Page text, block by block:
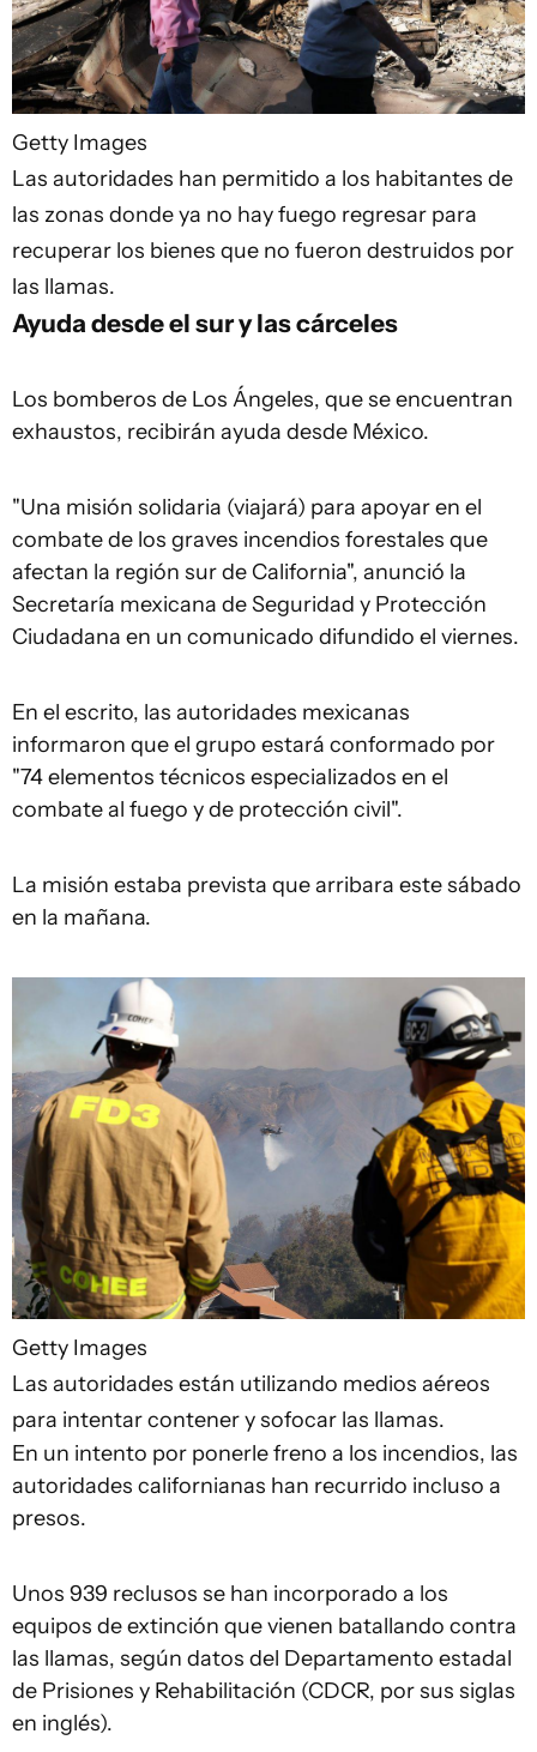
Getty Images
Las autoridades han permitido a los habitantes de
las zonas donde ya no hay fuego regresar para
recuperar los bienes que no fueron destruidos por
las llamas.
Ayuda desde el sur y las cárceles
Los bomberos de Los Ángeles, que se encuentran
exhaustos, recibirán ayuda desde México.
"Una misión solidaria (viajará) para apoyar en el
combate de los graves incendios forestales que
afectan la región sur de California", anunció la
Secretaría mexicana de Seguridad y Protección
Ciudadana en un comunicado difundido el viernes.
En el escrito, las autoridades mexicanas
informaron que el grupo estará conformado por
"74 elementos técnicos especializados en el
combate al fuego y de protección civil".
La misión estaba prevista que arribara este sábado
en la mañana.
Getty Images
Las autoridades están utilizando medios aéreos
para intentar contener y sofocar las llamas.
En un intento por ponerle freno a los incendios, las
autoridades californianas han recurrido incluso a
presos.
Unos 939 reclusos se han incorporado a los
equipos de extinción que vienen batallando contra
las llamas, según datos del Departamento estadal
de Prisiones y Rehabilitación (CDCR, por sus siglas
en inglés).